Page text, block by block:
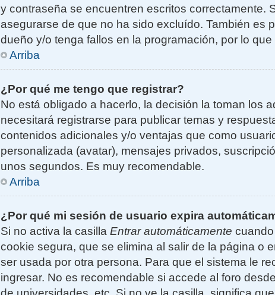
y contraseña se encuentren escritos correctamente.
asegurarse de que no ha sido excluído. También es
dueño y/o tenga fallos en la programación, por lo
Arriba
¿Por qué me tengo que registrar?
No está obligado a hacerlo, la decisión la toman los
necesitará registrarse para publicar temas y
contenidos adicionales y/o ventajas que como
personalizada (avatar), mensajes privados,
unos segundos. Es muy recomendable.
Arriba
¿Por qué mi sesión de usuario expira
Si no activa la casilla Entrar automáticamente
cookie segura, que se elimina al salir de la página o
ser usada por otra persona. Para que el sistema le
ingresar. No es recomendable si accede al foro